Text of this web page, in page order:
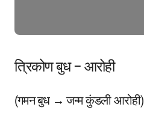
त्रिकोण बुध – आरोही
(गमन बुध → जन्म कुंडली आरोही)